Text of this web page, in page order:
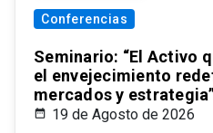
Conferencias
Seminario: “El Activo
el envejecimiento
mercados y
19 de Agosto de 2026